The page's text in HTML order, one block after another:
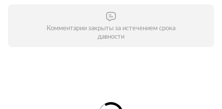
Комментарии закрыты за истечением срока
давности